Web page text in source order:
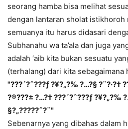
seorang hamba bisa melihat
dengan lantaran sholat istikhoroh
semuanya itu harus didasari
Subhanahu wa ta’ala dan juga
adalah ‘aib kita bukan sesuatu
(terhalang) dari kita sebagaimana
"???´?ˆ???ƒ ?¥?„?‰ ?…?§ ?¨?·?†
?®???± ?…?† ???´?ˆ???ƒ ?¥?„?‰
§?„?????ˆ?¨"
Sebenarnya yang dibahas dalam